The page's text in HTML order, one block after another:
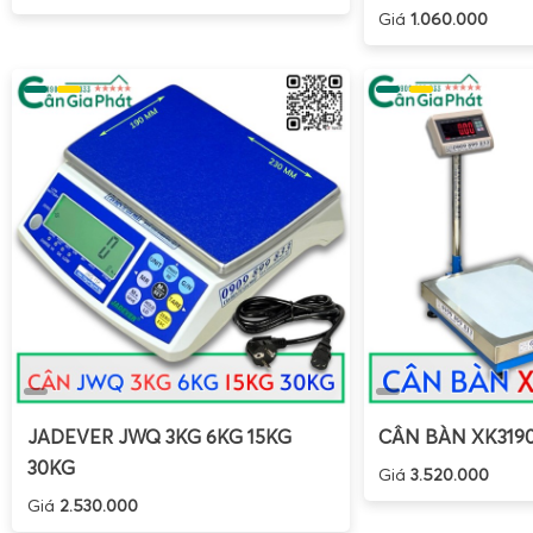
đơn vị vận chuyển, giúp giảm thời gian dừng máy, tối ưu chi
Giá1.060.000
JADEVER JWQ 3KG 6KG 15KG
30KG
Giá 2.530.000
CÂN BÀN
Giá3.520.000